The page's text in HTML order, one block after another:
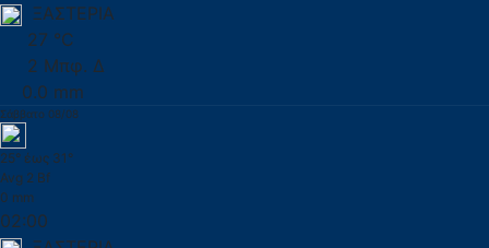
ΞΑΣΤΕΡΙΑ
27 °C
2 Μπφ. Δ
0.0 mm
Σάββατο 08/08
25° έως 31°
Avg 2 Bf
0 mm
02:00